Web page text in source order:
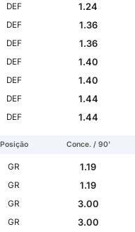
DEF
1.24
DEF
1.36
DEF
1.36
DEF
1.40
DEF
1.40
DEF
1.44
DEF 1.44
Posição Conce. / 90'
GR
1.19
GR
1.19
GR
3.00
GR 3.00